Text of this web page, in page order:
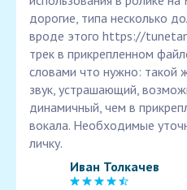
дорогие, типа несколько
вроде этого https://
трек в прикрепленном
словами что нужно: такой
звук, устрашающий,
динамичный, чем в
вокала. Необходимые
личку.
Иван Толкачев